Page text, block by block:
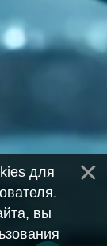
для
вы